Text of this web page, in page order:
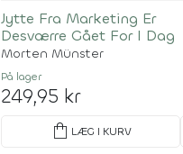
Jytte Fra Marketing Er
Desværre Gået For I Dag
Morten Münster
På lager
249,95 kr
shopping_bag LÆG I KURV